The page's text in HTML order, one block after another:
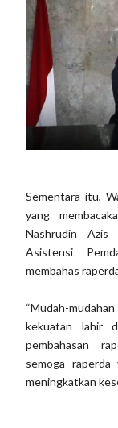
Sementara itu,
yang
Nashrudin Azis
Asistensi
membahas
“Mudah-
kekuatan lahir
pembahasan
semoga raperda
meningkatkan